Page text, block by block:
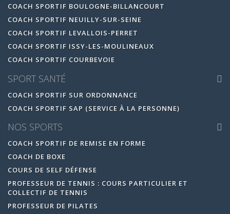
COACH SPORTIF BOULOGNE-BILLANCOURT
COACH SPORTIF NEUILLY-SUR-SEINE
COACH SPORTIF LEVALLOIS-PERRET
COACH SPORTIF ISSY-LES-MOULINEAUX
COACH SPORTIF COURBEVOIE
SPORT SANTÉ
COACH SPORTIF SUR ORDONNANCE
COACH SPORTIF SAP (SERVICE À LA PERSONNE)
NOS SPORTS
COACH SPORTIF DE REMISE EN FORME
COACH DE BOXE
COURS DE SELF DÉFENSE
PROFESSEUR DE TENNIS : COURS PARTICULIER ET
COLLECTIF DE TENNIS
PROFESSEUR DE PILATES